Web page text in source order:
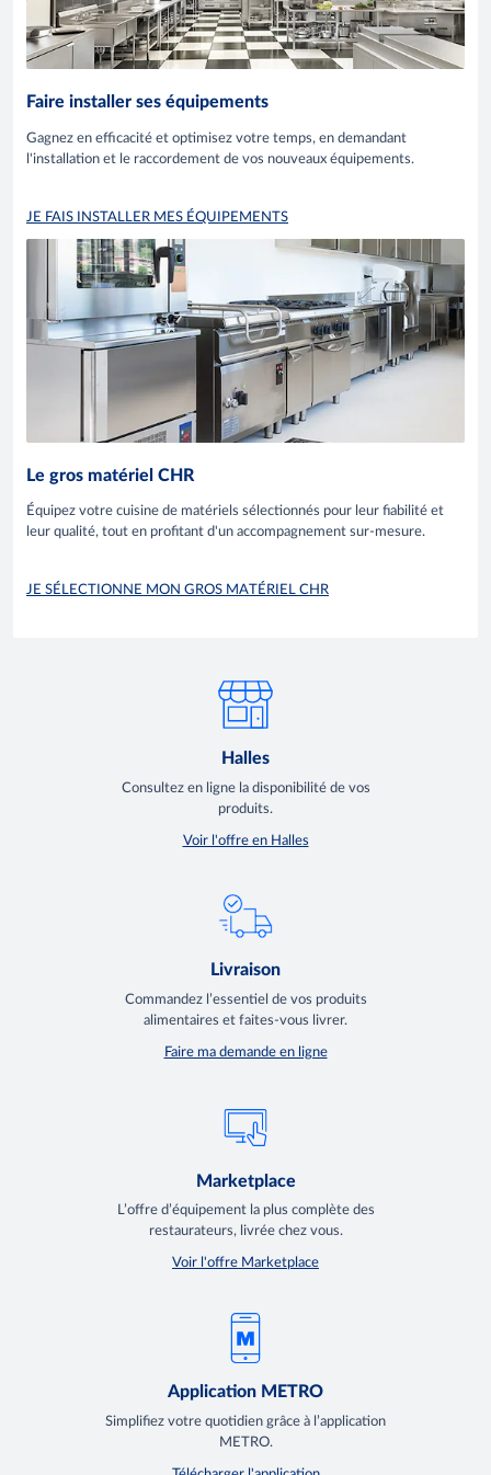
Faire installer ses équipements
Gagnez en efficacité et optimisez votre temps, en demandant
l'installation et le raccordement de vos nouveaux équipements.
JE FAIS INSTALLER MES ÉQUIPEMENTS
Le gros matériel CHR
Équipez votre cuisine de matériels sélectionnés pour leur fiabilité et
leur qualité, tout en profitant d'un accompagnement sur-mesure.
JE SÉLECTIONNE MON GROS MATÉRIEL CHR
Halles
Consultez en ligne la disponibilité de vos
produits.
Voir l'offre en Halles
Livraison
Commandez l’essentiel de vos produits
alimentaires et faites-vous livrer.
Faire ma demande en ligne
Marketplace
L’offre d’équipement la plus complète des
restaurateurs, livrée chez vous.
Voir l'offre Marketplace
Application METRO
Simplifiez votre quotidien grâce à l’application
METRO.